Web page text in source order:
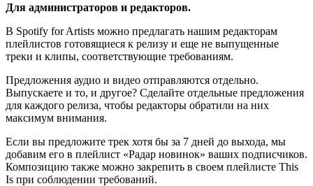
Для администраторов и редакторов.
В Spotify for Artists можно предлагать нашим редакторам
плейлистов готовящиеся к релизу и еще не выпущенные
треки и клипы, соответствующие требованиям.
Предложения аудио и видео отправляются отдельно.
Выпускаете и то, и другое? Сделайте отдельные предложения
для каждого релиза, чтобы редакторы обратили на них
максимум внимания.
Если вы предложите трек хотя бы за 7 дней до выхода, мы
добавим его в плейлист «Радар новинок» ваших подписчиков.
Композицию также можно закрепить в своем плейлисте This
Is при соблюдении требований.